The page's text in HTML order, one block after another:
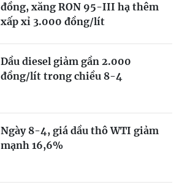
đồng, xăng RON 95-III hạ thêm
xấp xỉ 3.000 đồng/lít
Dầu diesel giảm gần 2.000
đồng/lít trong chiều 8-4
Ngày 8-4, giá dầu thô WTI giảm
mạnh 16,6%